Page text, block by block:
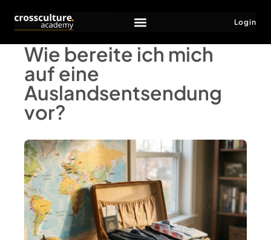
Login
Wie bereite ich mich
auf eine
Auslandsentsendung
vor?